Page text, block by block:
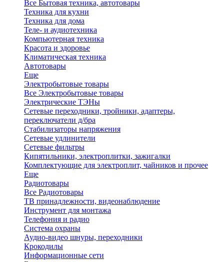
Все Бытовая техника, автотовары
Техника для кухни
Техника для дома
Теле- и аудиотехника
Компьютерная техника
Красота и здоровье
Климатическая техника
Автотовары
Еще
Электробытовые товары
Все Электробытовые товары
Электрические ТЭНы
Сетевые переходники, тройники, адаптеры,
переключатели д/бра
Стабилизаторы напряжения
Сетевые удлинители
Сетевые фильтры
Кипятильники, электроплитки, зажигалки
Комплектующие для электроплит, чайников и прочее
Еще
Радиотовары
Все Радиотовары
ТВ принадлежности, видеонаблюдение
Инструмент для монтажа
Телефония и радио
Система охраны
Аудио-видео шнуры, переходники
Крокодилы
Информационные сети